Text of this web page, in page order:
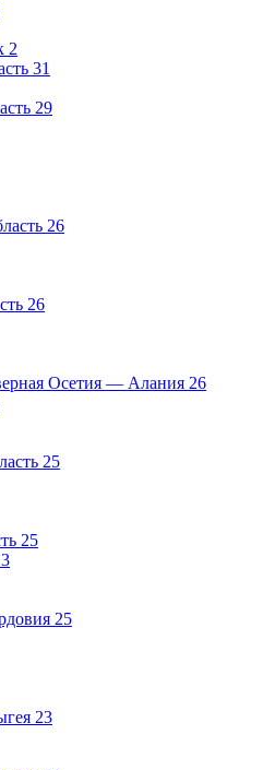
2
31
29
26
26
Осетия — Алания 26
25
25
25
23